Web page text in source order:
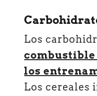
Los
los
Los cereales